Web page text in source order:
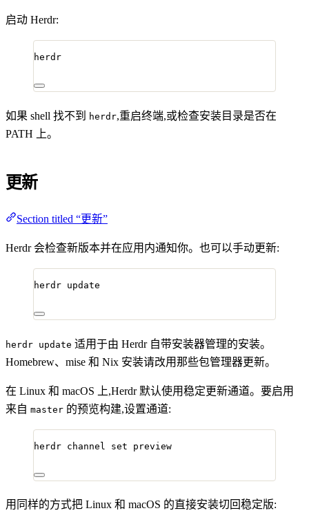
启动 Herdr:
herdr
如果 shell 找不到 herdr,重启终端,或检查安装目录是否在
PATH 上。
更新
Section titled “更新”
Herdr 会检查新版本并在应用内通知你。也可以手动更新:
herdr update
herdr update 适用于由 Herdr 自带安装器管理的安装。
Homebrew、mise 和 Nix 安装请改用那些包管理器更新。
在 Linux 和 macOS 上,Herdr 默认使用稳定更新通道。要启用
来自 master 的预览构建,设置通道:
herdr channel set preview
用同样的方式把 Linux 和 macOS 的直接安装切回稳定版: